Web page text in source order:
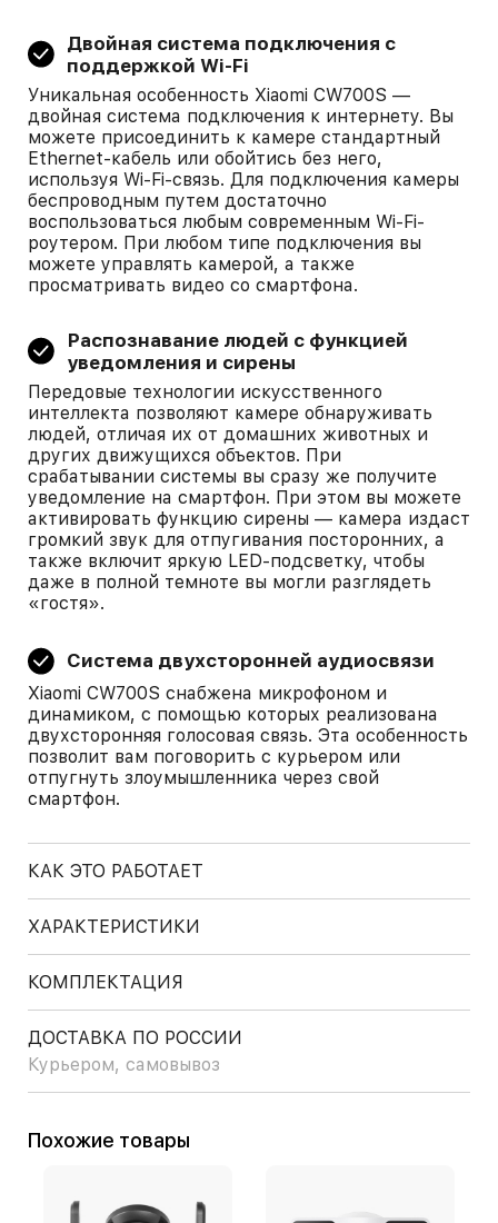
Двойная система подключения с
поддержкой Wi-Fi
Уникальная особенность Xiaomi CW700S —
двойная система подключения к интернету. Вы
можете присоединить к камере стандартный
Ethernet-кабель или обойтись без него,
используя Wi-Fi-связь. Для подключения камеры
беспроводным путем достаточно
воспользоваться любым современным Wi-Fi-
роутером. При любом типе подключения вы
можете управлять камерой, а также
просматривать видео со смартфона.
Распознавание людей с функцией
уведомления и сирены
Передовые технологии искусственного
интеллекта позволяют камере обнаруживать
людей, отличая их от домашних животных и
других движущихся объектов. При
срабатывании системы вы сразу же получите
уведомление на смартфон. При этом вы можете
активировать функцию сирены — камера издаст
громкий звук для отпугивания посторонних, а
также включит яркую LED-подсветку, чтобы
даже в полной темноте вы могли разглядеть
«гостя».
Система двухсторонней аудиосвязи
Xiaomi CW700S снабжена микрофоном и
динамиком, с помощью которых реализована
двухсторонняя голосовая связь. Эта особенность
позволит вам поговорить с курьером или
отпугнуть злоумышленника через свой
смартфон.
КАК ЭТО РАБОТАЕТ
ХАРАКТЕРИСТИКИ
КОМПЛЕКТАЦИЯ
ДОСТАВКА ПО РОССИИ
Курьером, самовывоз
Похожие товары